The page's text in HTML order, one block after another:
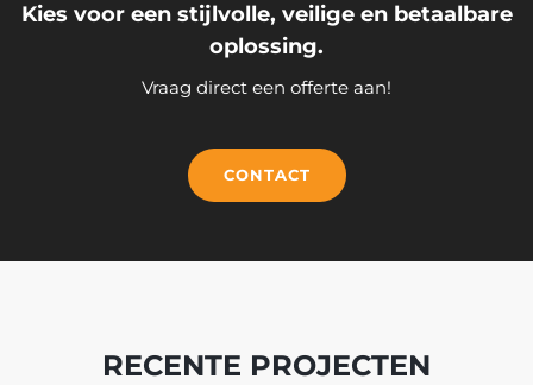
Kies voor een stijlvolle, veilige en betaalbare
oplossing.
Vraag direct een offerte aan!
CONTACT
RECENTE PROJECTEN